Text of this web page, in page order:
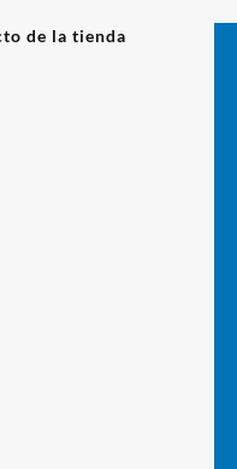
de la tienda